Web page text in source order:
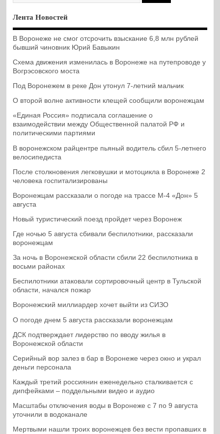
Лента Новостей
В Воронеже не смог отсрочить взыскание 6,8 млн рублей
бывший чиновник Юрий Бавыкин
Схема движения изменилась в Воронеже на путепроводе у
Вогрэсовского моста
Под Воронежем в реке Дон утонул 7-летний мальчик
О второй волне активности клещей сообщили воронежцам
«Единая Россия» подписала соглашение о
взаимодействии между Общественной палатой РФ и
политическими партиями
В воронежском райцентре пьяный водитель сбил 5-летнего
велосипедиста
После столкновения легковушки и мотоцикла в Воронеже 2
человека госпитализированы
Воронежцам рассказали о погоде на трассе М-4 «Дон» 5
августа
Новый туристический поезд пройдет через Воронеж
Где ночью 5 августа сбивали беспилотники, рассказали
воронежцам
За ночь в Воронежской области сбили 22 беспилотника в
восьми районах
Беспилотники атаковали сортировочный центр в Тульской
области, начался пожар
Воронежский миллиардер хочет выйти из СИЗО
О погоде днем 5 августа рассказали воронежцам
ДСК подтверждает лидерство по вводу жилья в
Воронежской области
Серийный вор залез в бар в Воронеже через окно и украл
деньги персонала
Каждый третий россиянин еженедельно сталкивается с
дипфейками – поддельными видео и аудио
Масштабы отключения воды в Воронеже с 7 по 9 августа
уточнили в водоканале
Мертвыми нашли троих воронежцев без вести пропавших в